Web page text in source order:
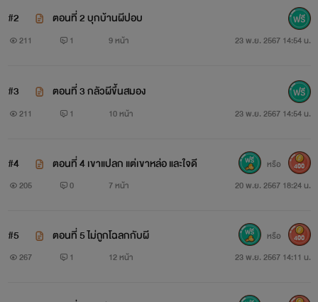
#2 ตอนที่ 2 บุกบ้านผีปอบ
211 1 9 หน้า 23 พ.ย. 2567 14:54 น.
#3 ตอนที่ 3 กลัวผีขึ้นสมอง
211 1 10 หน้า 23 พ.ย. 2567 14:54 น.
#4 ตอนที่ 4 เขาแปลก แต่เขาหล่อ และใจดี
205 0 7 หน้า 20 พ.ย. 2567 18:24 น.
หรือ 400
#5 ตอนที่ 5 ไม่ถูกโฉลกกับผี
267 1 12 หน้า 23 พ.ย. 2567 14:11 น.
หรือ 400